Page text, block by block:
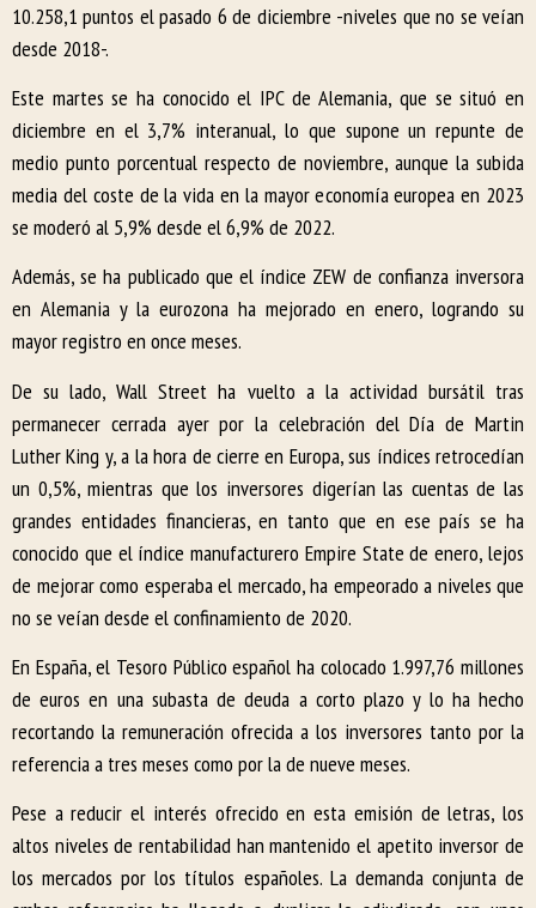
10.258,1 puntos el pasado 6 de diciembre -niveles que no se veían
desde 2018-.
Este martes se ha conocido el IPC de Alemania, que se situó en
diciembre en el 3,7% interanual, lo que supone un repunte de
medio punto porcentual respecto de noviembre, aunque la subida
media del coste de la vida en la mayor economía europea en 2023
se moderó al 5,9% desde el 6,9% de 2022.
Además, se ha publicado que el índice ZEW de confianza inversora
en Alemania y la eurozona ha mejorado en enero, logrando su
mayor registro en once meses.
De su lado, Wall Street ha vuelto a la actividad bursátil tras
permanecer cerrada ayer por la celebración del Día de Martin
Luther King y, a la hora de cierre en Europa, sus índices retrocedían
un 0,5%, mientras que los inversores digerían las cuentas de las
grandes entidades financieras, en tanto que en ese país se ha
conocido que el índice manufacturero Empire State de enero, lejos
de mejorar como esperaba el mercado, ha empeorado a niveles que
no se veían desde el confinamiento de 2020.
En España, el Tesoro Público español ha colocado 1.997,76 millones
de euros en una subasta de deuda a corto plazo y lo ha hecho
recortando la remuneración ofrecida a los inversores tanto por la
referencia a tres meses como por la de nueve meses.
Pese a reducir el interés ofrecido en esta emisión de letras, los
altos niveles de rentabilidad han mantenido el apetito inversor de
los mercados por los títulos españoles. La demanda conjunta de